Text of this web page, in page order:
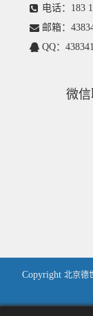
电话：183
邮箱：
QQ：
微信
Copyright 北京德